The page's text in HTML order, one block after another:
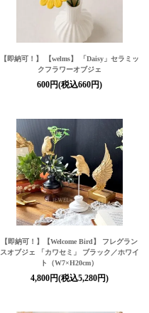
【即納可！】 【welms】 「Daisy」セラミッ
クフラワーオブジェ
600円(税込660円)
【即納可！】【Welcome Bird】 フレグラン
スオブジェ 「カワセミ」 ブラック／ホワイ
ト（W7×H20cm）
4,800円(税込5,280円)